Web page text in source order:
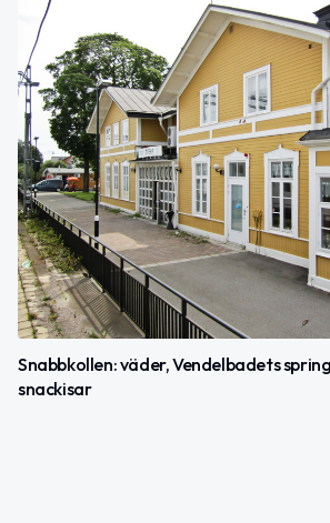
Snabbkollen: väder, Vendelbadets
snackisar